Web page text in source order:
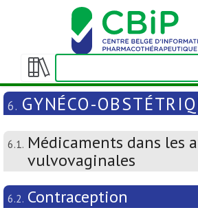
Afficher/masquer
la
table
matières
6. GYNÉCO-
6.1. Médicaments dans les
vulvovaginales
6.2. Contraception